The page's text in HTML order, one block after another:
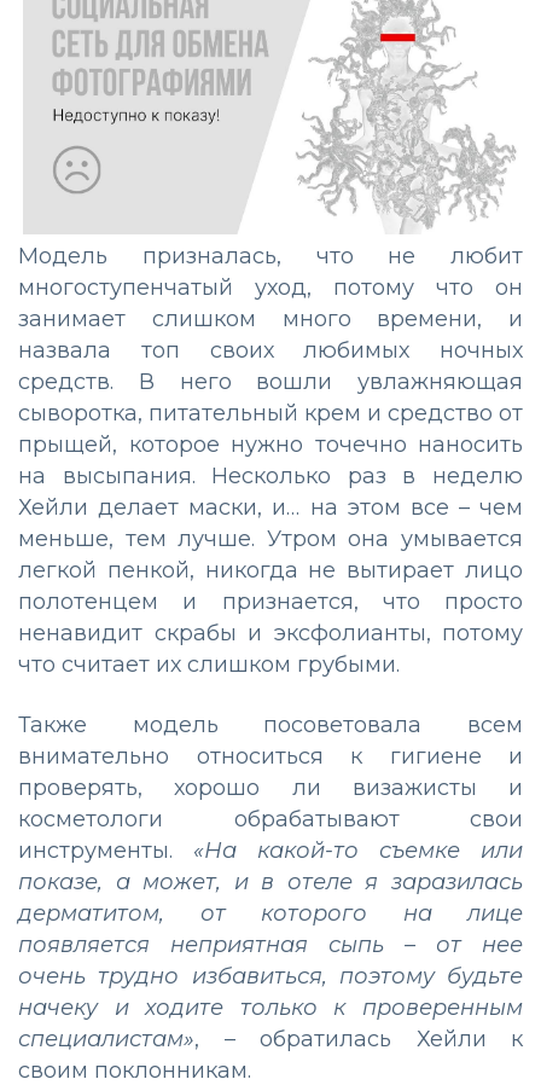
Модель призналась, что не любит
многоступенчатый уход, потому что он
занимает слишком много времени, и
назвала топ своих любимых ночных
средств. В него вошли увлажняющая
сыворотка, питательный крем и средство от
прыщей, которое нужно точечно наносить
на высыпания. Несколько раз в неделю
Хейли делает маски, и… на этом все – чем
меньше, тем лучше. Утром она умывается
легкой пенкой, никогда не вытирает лицо
полотенцем и признается, что просто
ненавидит скрабы и эксфолианты, потому
что считает их слишком грубыми.
Также модель посоветовала всем
внимательно относиться к гигиене и
проверять, хорошо ли визажисты и
косметологи обрабатывают свои
инструменты. «На какой-то съемке или
показе, а может, и в отеле я заразилась
дерматитом, от которого на лице
появляется неприятная сыпь – от нее
очень трудно избавиться, поэтому будьте
начеку и ходите только к проверенным
специалистам», – обратилась Хейли к
своим поклонникам.